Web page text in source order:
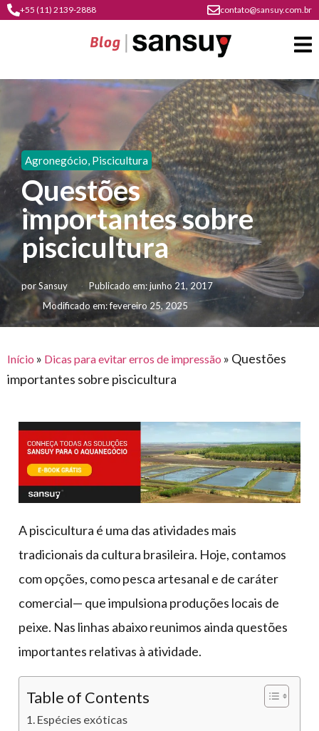
+55 (11) 2139-2888 contato@sansuy.com.br
A
Sansuy
contato
cultura
do
plástico
institucional
materiais
gratuitos
eventos
Agronegócio
psicultura
soluções
em
água
soluções
para
agronegócio
Coberturas
barracas
sansuy
barracas
de
toldos
Indústria
comunicação
visual
construção
civil
mercado
automotivo
móveis,
calçados,
epi's
e
multiúso
Transporte
e logística
armazenagem
lonas
de
caminhoneiro
Agronegócio, Piscicultura
Questões
importantes sobre
piscicultura
porSansuy Publicado em:junho 21, 2017
Modificado em: fevereiro 25, 2025
Início » Dicas para evitar erros de impressão » Questões
importantes sobre piscicultura
A piscicultura é uma das atividades mais
tradicionais da cultura brasileira. Hoje, contamos
com opções, como pesca artesanal e de caráter
comercial— que impulsiona produções locais de
peixe. Nas linhas abaixo reunimos ainda questões
importantes relativas à atividade.
Table of Contents
Espécies exóticas